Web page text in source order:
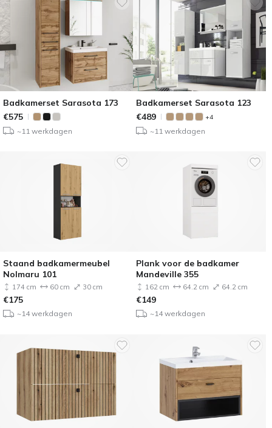
Badkamerset Sarasota 173
€575
~11 werkdagen
Badkamerset Sarasota 123
€489 +4
~11 werkdagen
Staand badkamermeubel
Nolmaru 101
174 cm 60 cm 30 cm
€175
~14 werkdagen
Plank voor de badkamer
Mandeville 355
162 cm 64.2 cm 64.2 cm
€149
~14 werkdagen